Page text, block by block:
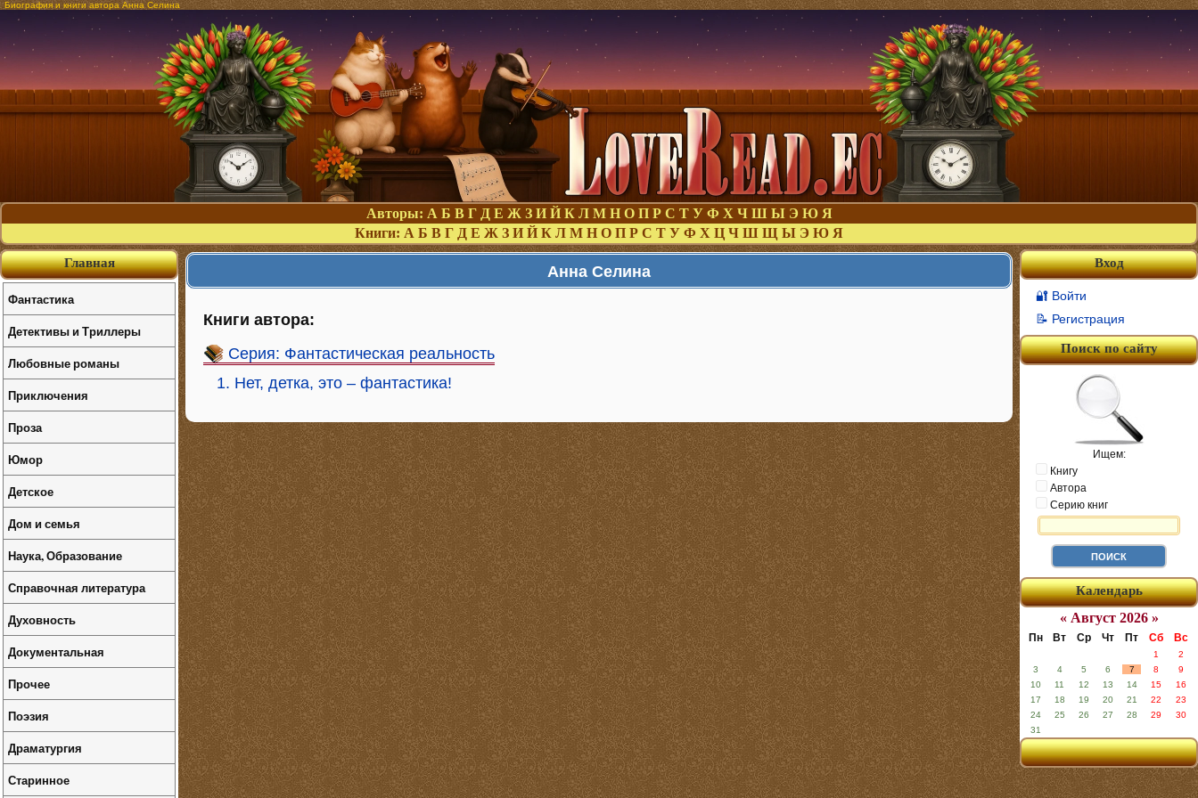
Биография и книги автора Анна Селина
Авторы: А Б В Г Д Е Ж З И Й К Л М Н О П Р С Т У Ф Х Ч Ш Ы Э Ю Я
Книги: А Б В Г Д Е Ж З И Й К Л М Н О П Р С Т У Ф Х Ц Ч Ш Щ Ы Э Ю Я
Анна Селина
Книги автора:
Серия: Фантастическая реальность
1. Нет, детка, это – фантастика!
Вход
🔐 Войти
📝 Регистрация
Поиск по сайту
Ищем:
Книгу
Автора
Серию книг
Календарь
« Август 2026 »
Пн Вт Ср Чт Пт Сб Вс
1
2
3
4 5 6 7 8
9
10
11 12 13 14 15
16
17
18 19 20 21 22
23
24
25 26 27 28 29
30
31
Главная
Фантастика
Детективы и Триллеры
Любовные романы
Приключения
Проза
Юмор
Детское
Дом и семья
Наука, Образование
Справочная литература
Духовность
Документальная
Прочее
Поэзия
Драматургия
Старинное